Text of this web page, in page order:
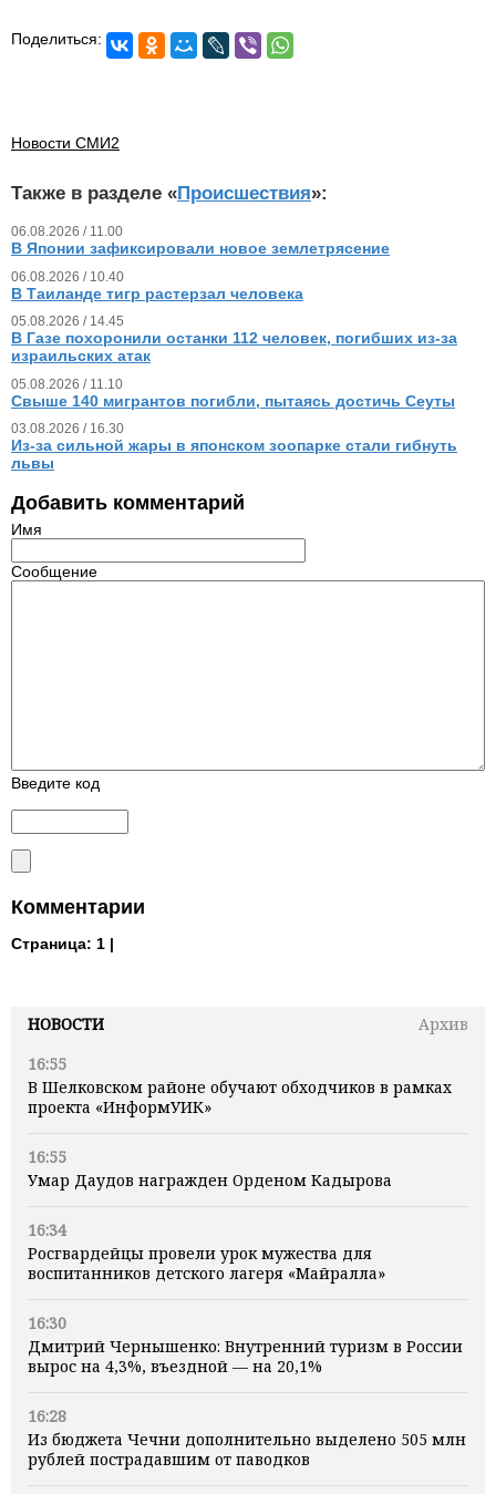
НОВОСТИ
Архив
16:55
В Шелковском районе обучают обходчиков в рамках
проекта «ИнформУИК»
16:55
Умар Даудов награжден Орденом Кадырова
16:34
Росгвардейцы провели урок мужества для
воспитанников детского лагеря «Майралла»
16:30
Дмитрий Чернышенко: Внутренний туризм в России
вырос на 4,3%, въездной — на 20,1%
16:28
Из бюджета Чечни дополнительно выделено 505 млн
рублей пострадавшим от паводков
Поделиться:
Новости СМИ2
Также в разделе «Происшествия»:
06.08.2026 / 11.00
В Японии зафиксировали новое землетрясение
06.08.2026 / 10.40
В Таиланде тигр растерзал человека
05.08.2026 / 14.45
В Газе похоронили останки 112 человек, погибших из‑за
израильских атак
05.08.2026 / 11.10
Свыше 140 мигрантов погибли, пытаясь достичь Сеуты
03.08.2026 / 16.30
Из‑за сильной жары в японском зоопарке стали гибнуть
львы
Добавить комментарий
Имя
Сообщение
Введите код
Комментарии
Страница: 1 |